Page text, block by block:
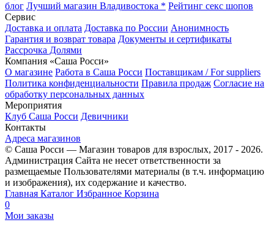
блог Лучший магазин Владивостока * Рейтинг секс шопов
Сервис
Доставка и оплата Доставка по России Анонимность
Гарантия и возврат товара Документы и сертификаты
Рассрочка Долями
Компания «Саша Росси»
О магазине Работа в Саша Росси Поставщикам / For suppliers
Политика конфиденциальности Правила продаж Согласие на
обработку персональных данных
Мероприятия
Клуб Саша Росси Девичники
Контакты
Адреса магазинов
© Саша Росси — Магазин товаров для взрослых, 2017 - 2026.
Администрация Сайта не несет ответственности за
размещаемые Пользователями материалы (в т.ч. информацию
и изображения), их содержание и качество.
Главная Каталог Избранное Корзина
0
Мои заказы